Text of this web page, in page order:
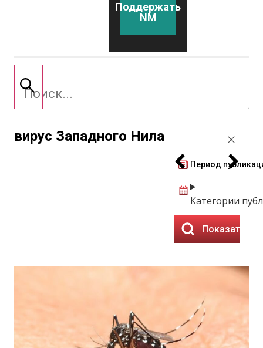
Поддержать
NM
вирус Западного Нила
Период
Категории
Показать